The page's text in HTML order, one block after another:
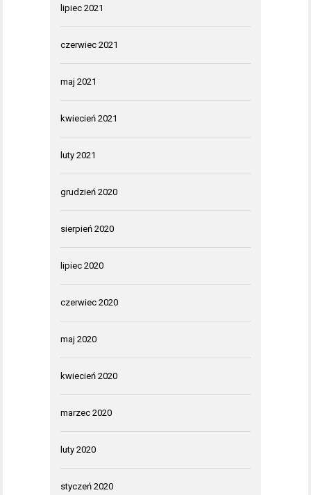
lipiec 2021
czerwiec 2021
maj 2021
kwiecień 2021
luty 2021
grudzień 2020
sierpień 2020
lipiec 2020
czerwiec 2020
maj 2020
kwiecień 2020
marzec 2020
luty 2020
styczeń 2020